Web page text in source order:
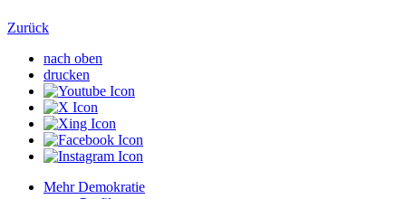
Zurück
nach oben
drucken
Mehr Demokratie